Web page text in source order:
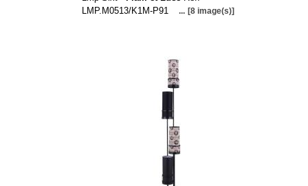
LMP.M0513/K1M-P91
... [8 image(s)]